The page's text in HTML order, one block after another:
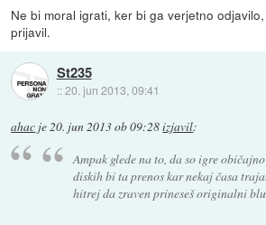
Ne bi moral igrati, ker bi ga verjetno
prijavil.
St235
::20. jun 2013, 09:41
ahac je20. jun 2013 ob 09:28izjavil:
Ampak glede na to, da so igre
diskih bi ta prenos kar nekaj časa
hitrej da zraven prineseš originalni